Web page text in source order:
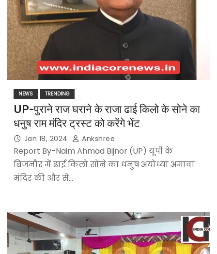
NEWS TRENDING
UP-पुराने राज घराने के राजा ढाई किलो के सोने का
धनुष राम मंदिर ट्रस्ट को करेंगे भेंट
Jan 18, 2024 Ankshree
Report By-Naim Ahmad Bijnor (UP) यूपी के
बिजनौर में ढाई किलो सोने का धनुष अयोध्या अमावा
मंदिर की और से…